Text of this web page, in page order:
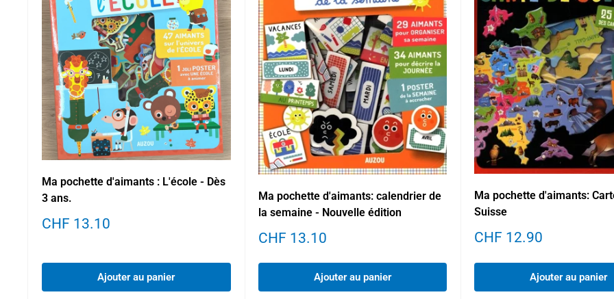
Ma pochette d'aimants : L'école - Dès
3 ans.
Prix
CHF 13.10
Ajouter au panier
Ma pochette d'aimants: calendrier de
la semaine - Nouvelle édition
Prix
CHF 13.10
Ajouter au panier
Ma pochette d'aimants:
Suisse
Prix
CHF 12.90
Ajouter au panier